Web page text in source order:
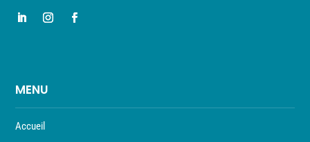
MENU
Accueil